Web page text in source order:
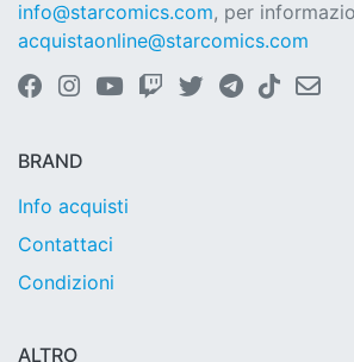
info@starcomics.com, per
acquistaonline@starcomics.com
BRAND
Info acquisti
Contattaci
Condizioni
ALTRO